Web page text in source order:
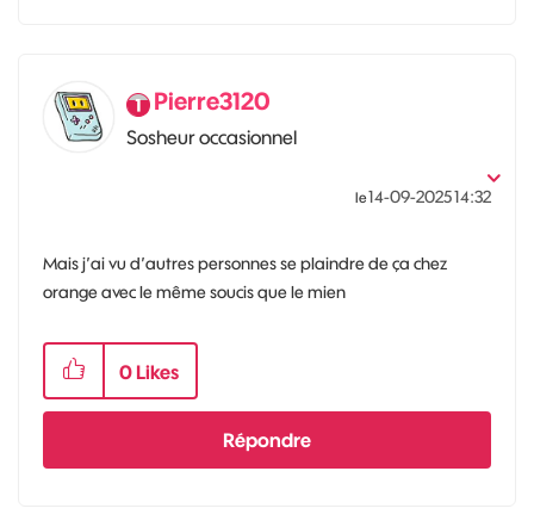
Pierre3120
Sosheur occasionnel
le‎14-09-202514:32
Mais j’ai vu d’autres personnes se plaindre de ça chez
orange avec le même soucis que le mien
0 Likes
Répondre